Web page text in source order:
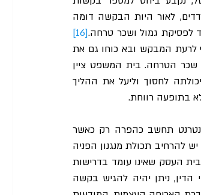
לפסיקת גמול ושכר טרחה.[16]
בתופעה רווחת.